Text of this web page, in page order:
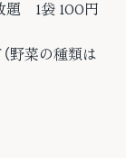
題 1袋 100円
野菜の種類は